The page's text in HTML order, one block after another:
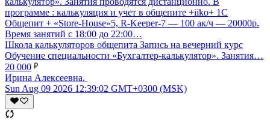
Школа калькуляторов общепита Запись на вечерний курс
Обучение специальности «Бухгалтер-калькулятор». Занятия…
20 000
Ирина Алексеевна.
Sun Aug 09 2026 12:39:02 GMT+0300 (MSK)